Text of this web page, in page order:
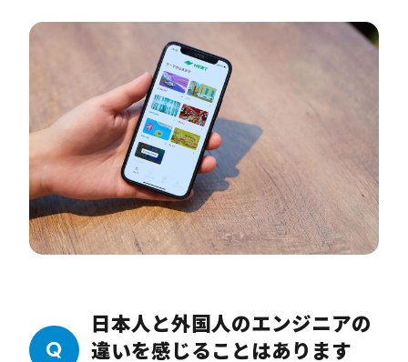
代理店の予約や管理業務は人の力に寄るところ
が多いですが、「NEWT」はそこをITの力で自
動化。これにより人件費などを大幅に削減でき
ますから、お客様にパッケージツアーを安くご
提供できるというベネフィットがあります。DX
化のためには、私たちエンジニア自身が旅行業
界の予約プロセスや仕組みをきちんと理解しな
いと、いいアプリの開発はできません。そのた
日本人と外国人のエンジニアの
違いを感じることはあります